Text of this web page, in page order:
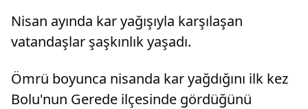
Nisan ayında kar yağışıyla karşılaşan
vatandaşlar şaşkınlık yaşadı.
Ömrü boyunca nisanda kar yağdığını ilk kez
Bolu'nun Gerede ilçesinde gördüğünü